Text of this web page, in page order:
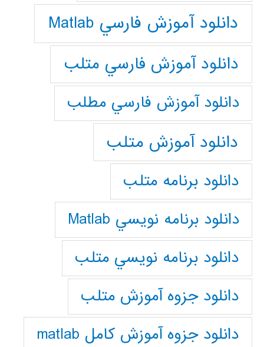
دانلود آموزش فارسي Matlab
دانلود آموزش فارسي متلب
دانلود آموزش فارسي مطلب
دانلود آموزش متلب
دانلود برنامه متلب
دانلود برنامه نويسي Matlab
دانلود برنامه نويسي متلب
دانلود جزوه آموزش متلب
دانلود جزوه آموزش کامل matlab